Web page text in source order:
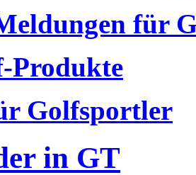
für
Produkte
Golfsportler
in GT